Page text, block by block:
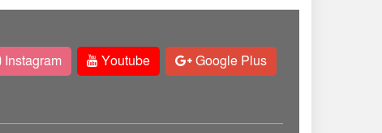
Instagram Youtube Google Plus